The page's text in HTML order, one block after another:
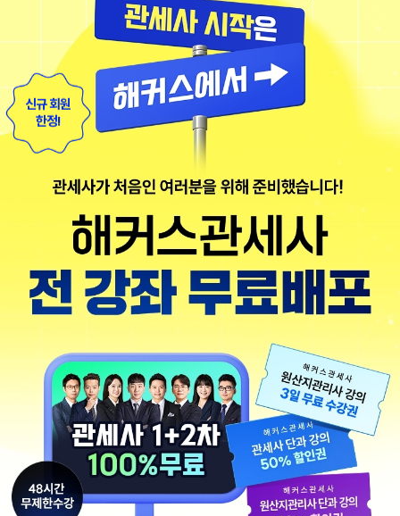
신규 회원
한정!